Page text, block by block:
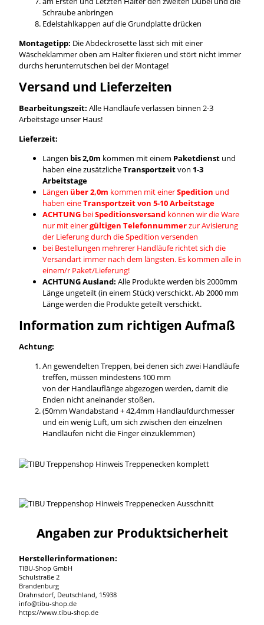
Schraube anbringen
Edelstahlkappen auf die Grundplatte drücken
Montagetipp: Die Abdeckrosette lässt sich mit einer
Wäscheklammer oben am Halter fixieren und stört nicht immer
durchs herunterrutschen bei der Montage!
Versand und Lieferzeiten
Bearbeitungszeit: Alle Handläufe verlassen binnen 2-3
Arbeitstage unser Haus!
Lieferzeit:
Längen bis 2,0m kommen mit einem Paketdienstund
haben eine zusätzlicheTransportzeitvon 1-3
Arbeitstage
Längen über 2,0m kommen mit einerSpedition und
haben eineTransportzeit von 5-10 Arbeitstage
ACHTUNGbeiSpeditionsversandkönnen wir die Ware
nur mit einergültigen Telefonnummerzur Avisierung
der Lieferung durch die Spedition versenden
bei Bestellungen mehrerer Handläufe richtet sich die
Versandart immer nach dem längsten. Es kommen alle in
einem/r Paket/Lieferung!
ACHTUNG Ausland: Alle Produkte werden bis 2000mm
Länge ungeteilt (in einem Stück) verschickt. Ab 2000 mm
Länge werden die Produkte geteilt verschickt.
Information zum richtigen Aufmaß
Achtung:
An gewendelten Treppen, bei denen sich zwei Handläufe
treffen, müssen mindestens 100 mm
von der Handlauflänge abgezogen werden, damit die
Enden nicht aneinander stoßen.
(50mm Wandabstand + 42,4mm Handlaufdurchmesser
und ein wenig Luft, um sich zwischen den einzelnen
Handläufen nicht die Finger einzuklemmen)
Angaben zur Produktsicherheit
Herstellerinformationen:
TIBU-Shop GmbH
Schulstraße 2
Brandenburg
Drahnsdorf, Deutschland, 15938
info@tibu-shop.de
https://www.tibu-shop.de